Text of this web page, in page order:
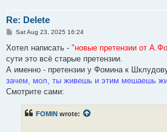
Re: Delete
P
s
Sat Aug 23, 2025 16:24
Хотел написать - "новые претензии от
сути это всё старые претензии.
А именно - претензии у Фомина к
зачем, мол, ты живешь и этим мешаешь
Смотрите сами:
FOMIN wrote: